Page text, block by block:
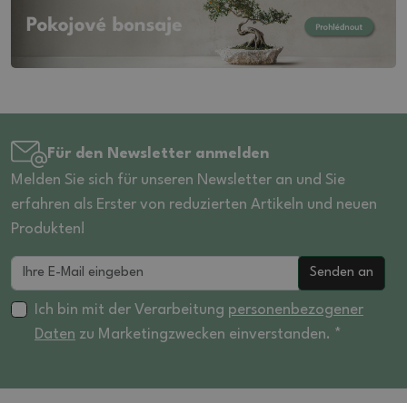
Für den Newsletter anmelden
Melden Sie sich für unseren Newsletter an und Sie
erfahren als Erster von reduzierten Artikeln und neuen
Produkten!
Senden an
Ich bin mit der Verarbeitung personenbezogener
Daten zu Marketingzwecken einverstanden. *